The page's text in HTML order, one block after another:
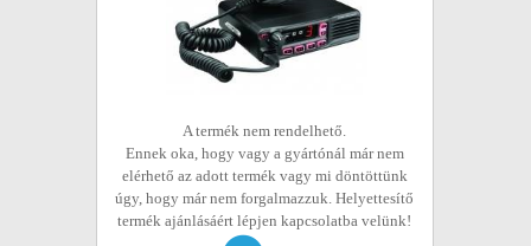
A termék nem rendelhető.
Ennek oka, hogy vagy a gyártónál már nem
elérhető az adott termék vagy mi döntöttünk
úgy, hogy már nem forgalmazzuk. Helyettesítő
termék ajánlásáért lépjen kapcsolatba velünk!